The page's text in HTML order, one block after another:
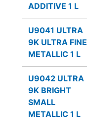
ADDITIVE 1 L
U9041 ULTRA
9K ULTRA FINE
METALLIC 1 L
U9042 ULTRA
9K BRIGHT
SMALL
METALLIC 1 L